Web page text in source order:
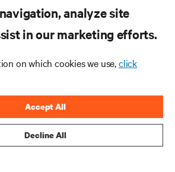
analyze site
in our marketing efforts.
on which cookies we use,click
Decline All
Accept All